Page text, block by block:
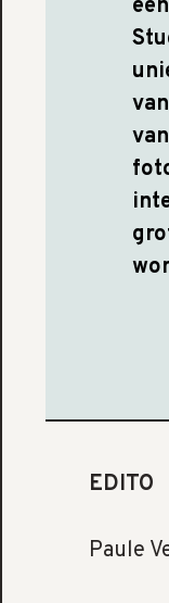
EDITO
Paule